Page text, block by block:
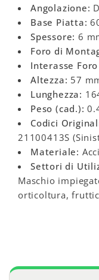
Angolazione:
Base Piatta:
Spessore: 6
Foro di
Interasse
Altezza: 57
Lunghezza:
Peso (cad.):
Codici
21100413S
Materiale:
Settori di
Maschio
orticoltura,